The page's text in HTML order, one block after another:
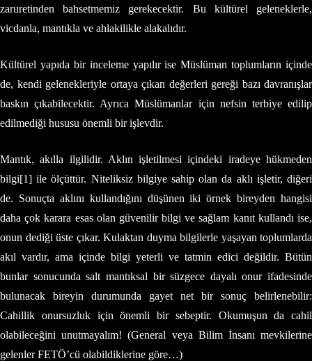
zaruretinden bahsetmemiz gerekecektir. Bu kültürel geleneklerle,
vicdanla, mantıkla ve ahlakilikle alakalıdır.
Kültürel yapıda bir inceleme yapılır ise Müslüman toplumların içinde
de, kendi gelenekleriyle ortaya çıkan değerleri gereği bazı davranışlar
baskın çıkabilecektir. Ayrıca Müslümanlar için nefsin terbiye edilip
edilmediği hususu önemli bir işlevdir.
Mantık, akılla ilgilidir. Aklın işletilmesi içindeki iradeye hükmeden
bilgi[1] ile ölçüttür. Niteliksiz bilgiye sahip olan da aklı işletir, diğeri
de. Sonuçta aklını kullandığını düşünen iki örnek bireyden hangisi
daha çok karara esas olan güvenilir bilgi ve sağlam kanıt kullandı ise,
onun dediği üste çıkar. Kulaktan duyma bilgilerle yaşayan toplumlarda
akıl vardır, ama içinde bilgi yeterli ve tatmin edici değildir. Bütün
bunlar sonucunda salt mantıksal bir süzgece dayalı onur ifadesinde
bulunacak bireyin durumunda gayet net bir sonuç belirlenebilir:
Cahillik onursuzluk için önemli bir sebeptir. Okumuşun da cahil
olabileceğini unutmayalım! (General veya Bilim İnsanı mevkilerine
gelenler FETÖ’cü olabildiklerine göre…)